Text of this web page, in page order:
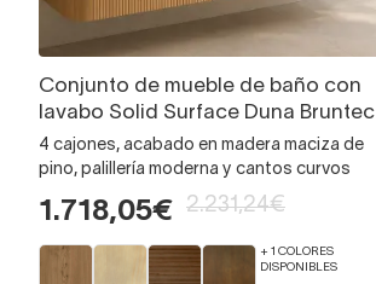
Conjunto de mueble de baño con
lavabo Solid Surface Duna Bruntec
4 cajones, acabado en madera maciza de
pino, palillería moderna y cantos curvos
1.718,05€ 2.231,24€
+ 1 COLORES
DISPONIBLES